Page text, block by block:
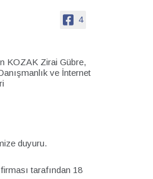
4
KOZAK Zirai Gübre,
ve İnternet
duyuru.
tarafından 18